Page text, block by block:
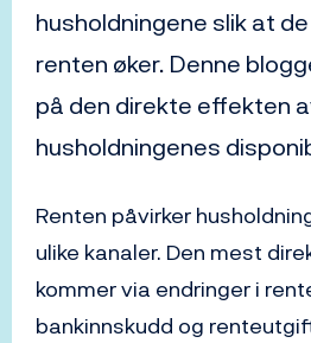
husholdningene slik at
renten øker. Denne
på den direkte effekten
husholdningenes
Renten påvirker
ulike kanaler. Den mest
kommer via endringer i
bankinnskudd og